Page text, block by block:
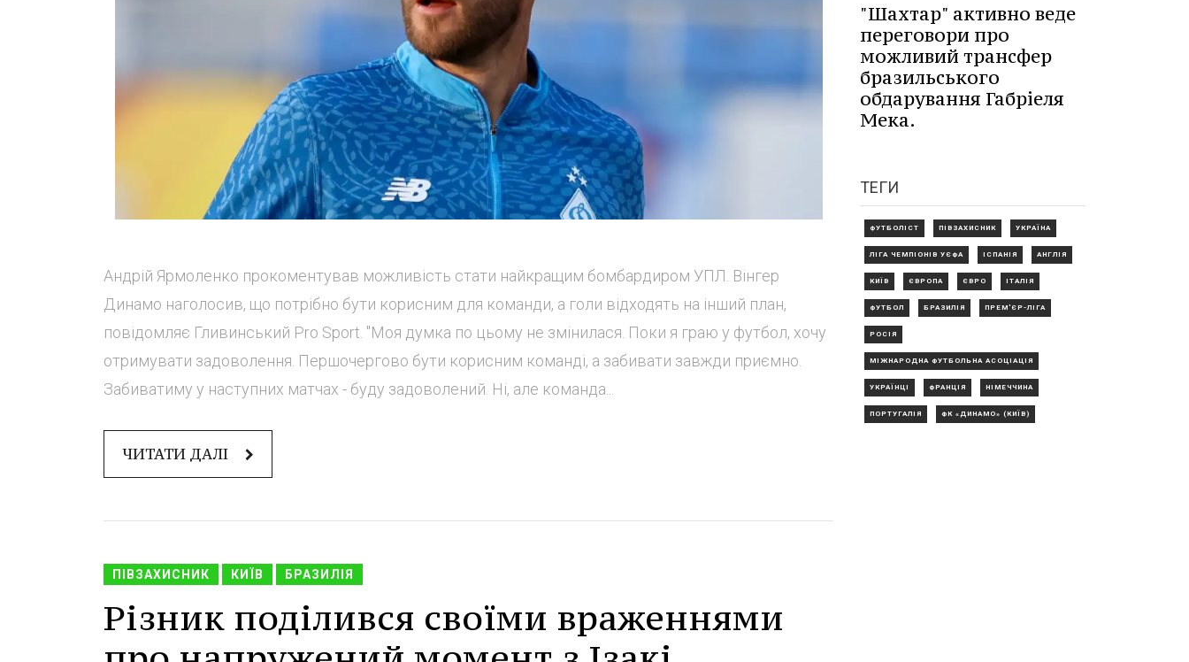
Андрій Ярмоленко прокоментував можливість стати найкращим бомбардиром УПЛ. Вінгер
Динамо наголосив, що потрібно бути корисним для команди, а голи відходять на інший план,
повідомляє Гливинський Pro Sport. "Моя думка по цьому не змінилася. Поки я граю у футбол, хочу
отримувати задоволення. Першочергово бути корисним команді, а забивати завжди приємно.
Забиватиму у наступних матчах - буду задоволений. Ні, але команда...
ЧИТАТИ ДАЛІ
ПІВЗАХИСНИК КИЇВ БРАЗИЛІЯ
Різник поділився своїми враженнями
"Шахтар" активно веде
переговори про
можливий трансфер
бразильського
обдарування Габріеля
Мека.
ТЕГИ
ФУТБОЛІСТ ПІВЗАХИСНИК УКРАЇНА
ЛІГА ЧЕМПІОНІВ УЄФА ІСПАНІЯ АНГЛІЯ
КИЇВ ЄВРОПА ЄВРО ІТАЛІЯ
ФУТБОЛ БРАЗИЛІЯ ПРЕМ'ЄР-ЛІГА
РОСІЯ
МІЖНАРОДНА ФУТБОЛЬНА АСОЦІАЦІЯ
УКРАЇНЦІ ФРАНЦІЯ НІМЕЧЧИНА
ПОРТУГАЛІЯ ФК «ДИНАМО» (КИЇВ)